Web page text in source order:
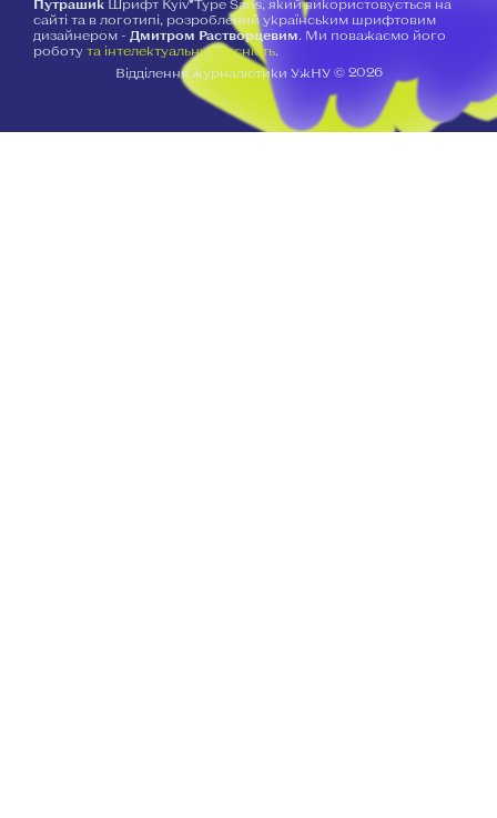
Путрашик Шрифт Kyiv*Type Sans, який використовується на
сайті та в логотипі, розроблений українським шрифтовим
дизайнером - Дмитром Растворцевим. Ми поважаємо його
роботу та інтелектуальну власність.
Відділення журналістики УжНУ © 2026